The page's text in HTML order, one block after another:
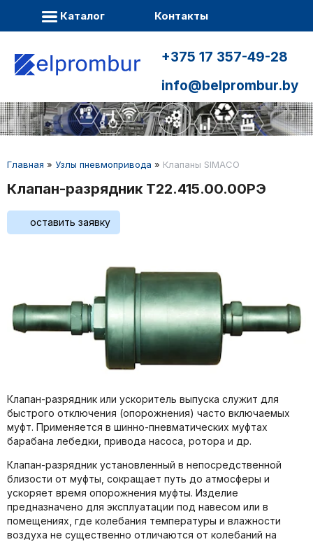
Каталог Контакты
+375 17 357-49-28
info@belprombur.by
Главная » Узлы пневмопривода » Клапаны SIMACO
Клапан-разрядник Т22.415.00.00РЭ
оставить заявку
Клапан-разрядник или ускоритель выпуска служит для
быстрого отключения (опорожнения) часто включаемых
муфт. Применяется в шинно-пневматических муфтах
барабана лебедки, привода насоса, ротора и др.
Клапан-разрядник установленный в непосредственной
близости от муфты, сокращает путь до атмосферы и
ускоряет время опорожнения муфты. Изделие
предназначено для эксплуатации под навесом или в
помещениях, где колебания температуры и влажности
воздуха не существенно отличаются от колебаний на